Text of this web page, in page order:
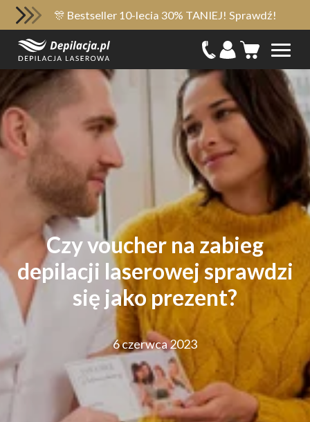
🎊 Bestseller 10-lecia 30% TANIEJ! Sprawdź!
Czy voucher na zabieg
depilacji laserowej sprawdzi
się jako prezent?
6 czerwca 2023